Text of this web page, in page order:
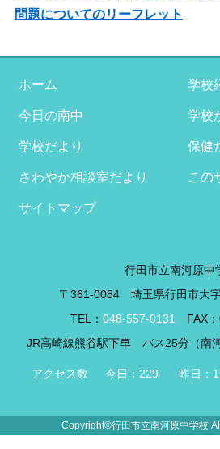
問題についてのリーフレット
ホーム 学校
今日の南中 学校
学校だより 保健
さわやか相談室だより この
サイトマップ
行田市立南河原中
〒361-0084 埼玉県行田市大
TEL： 048-557-0131
FAX：
JR高崎線熊谷駅下車 バス25分（南
Copyright©行田市立南河原中学校